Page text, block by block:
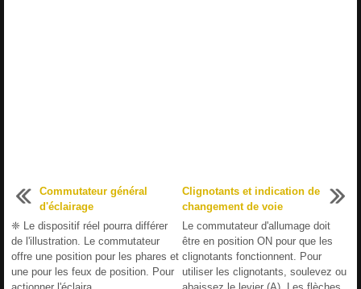
Commutateur général
d'éclairage
❈ Le dispositif réel pourra différer
de l'illustration. Le commutateur
offre une position pour les phares et
une pour les feux de position. Pour
Clignotants et indication de
changement de voie
Le commutateur d'allumage doit
être en position ON pour que les
clignotants fonctionnent. Pour
utiliser les clignotants, soulevez ou